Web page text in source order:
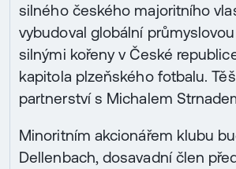
silného českého majoritního
vybudoval globální
silnými kořeny v České
kapitola plzeňského fotbalu.
partnerství s Michalem
Minoritním akcionářem klubu
Dellenbach, dosavadní člen